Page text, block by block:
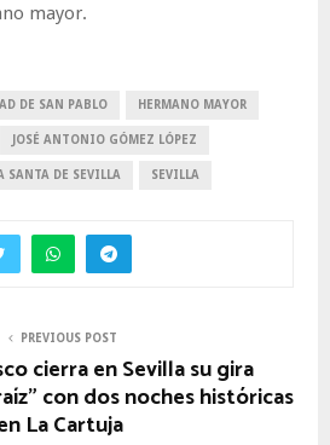
mayor.
DE SAN PABLO HERMANO MAYOR
JOSÉ ANTONIO GÓMEZ LÓPEZ
SANTA DE SEVILLA SEVILLA
PREVIOUS POST
cierra en Sevilla su gira
con dos noches históricas
La Cartuja